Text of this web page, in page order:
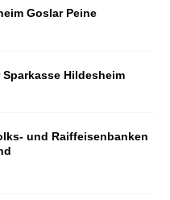
Goslar Peine
Hildesheim
und Raiffeisenbanken